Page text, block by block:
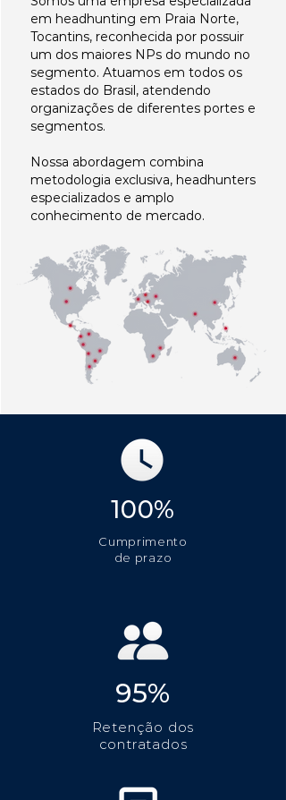
em headhunting em Praia Norte,
Tocantins, reconhecida por possuir
um dos maiores NPs do mundo no
segmento. Atuamos em todos os
estados do Brasil, atendendo
organizações de diferentes portes e
segmentos.
Nossa abordagem combina
metodologia exclusiva, headhunters
especializados e amplo
conhecimento de mercado.
100%
Cumprimento
de prazo
95%
Retenção dos
contratados